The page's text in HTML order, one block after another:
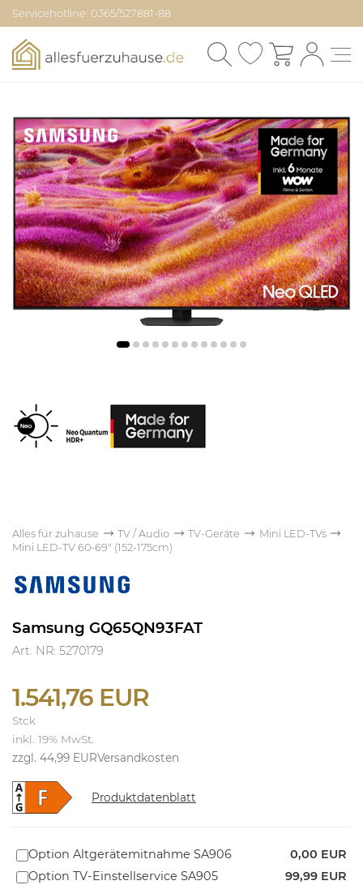
Servicehotline: 0365/527881-88
Alles für zuhause TV / Audio TV-Geräte
Mini LED-TVs
Mini LED-TV 60-69" (152-175cm)
Samsung GQ65QN93FAT
Art. NR: 5270179
1.541,76 EUR
Stck
inkl. 19% MwSt.
zzgl. 44,99 EURVersandkosten
Produktdatenblatt
Option Altgerätemitnahme SA906
0,00 EUR
Option TV-Einstellservice SA905
99,99 EUR